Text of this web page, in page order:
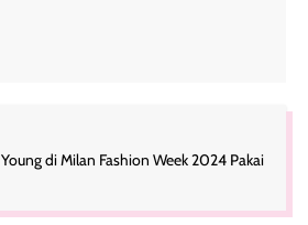
di Milan Fashion Week 2024 Pakai